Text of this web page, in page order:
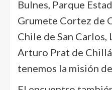
Bulnes, Parque
Grumete Cortez de
Chile de San
Arturo Prat de
tenemos la misión